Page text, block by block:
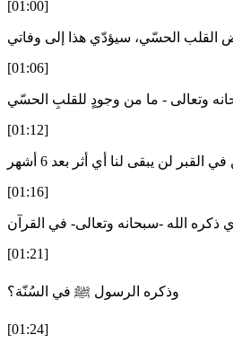
[01:00]
[01:06]
[01:12]
[01:16]
ذكره الله -سبحانه وتعالى- في القرآن
[01:21]
وذكره الرسول ﷺ في السُنّة؟
[01:24]